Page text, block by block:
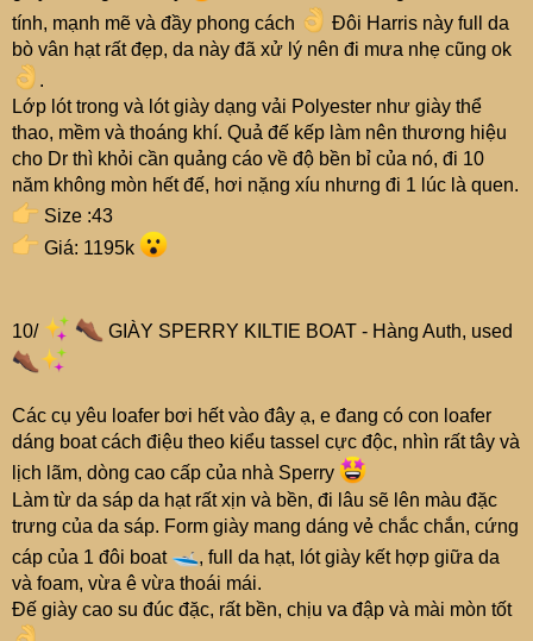
tính, mạnh mẽ và đầy phong cách
Đôi Harris này full da
bò vân hạt rất đẹp, da này đã xử lý nên đi mưa nhẹ cũng ok
.
Lớp lót trong và lót giày dạng vải Polyester như giày thể
thao, mềm và thoáng khí. Quả đế kếp làm nên thương hiệu
cho Dr thì khỏi cần quảng cáo về độ bền bỉ của nó, đi 10
năm không mòn hết đế, hơi nặng xíu nhưng đi 1 lúc là quen.
Size :43
Giá: 1195k
10/ GIÀY SPERRY KILTIE BOAT - Hàng Auth, used
Các cụ yêu loafer bơi hết vào đây ạ, e đang có con loafer
dáng boat cách điệu theo kiểu tassel cực độc, nhìn rất tây và
lịch lãm, dòng cao cấp của nhà Sperry
Làm từ da sáp da hạt rất xịn và bền, đi lâu sẽ lên màu đặc
trưng của da sáp. Form giày mang dáng vẻ chắc chắn, cứng
cáp của 1 đôi boat
, full da hạt, lót giày kết hợp giữa da
và foam, vừa ê vừa thoái mái.
Đế giày cao su đúc đặc, rất bền, chịu va đập và mài mòn tốt